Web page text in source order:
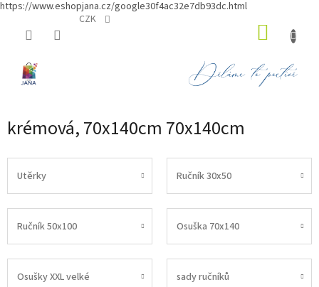
https://www.eshopjana.cz/google30f4ac32e7db93dc.html
CZK
krémová, 70x140cm 70x140cm
Utěrky Ručník 30x50
Ručník 50x100 Osuška 70x140
Osušky XXL velké sady ručníků